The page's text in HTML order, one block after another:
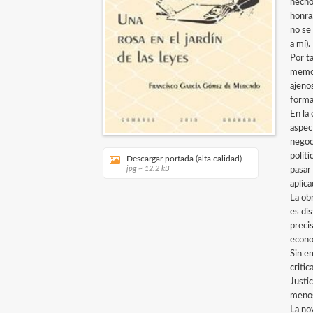
Descargar portada (alta calidad)
jpg ~ 12.2 kB
no
a mí).
Por
En la
La
es
Sin
La